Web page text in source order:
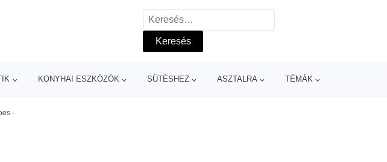
Keresés:
KONYHAI ESZKÖZÖK SÜTÉSHEZ ASZTALRA TÉMÁK
-